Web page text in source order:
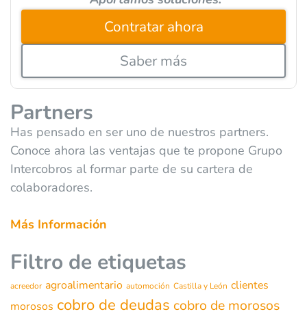
Contratar ahora
Saber más
Partners
Has pensado en ser uno de nuestros partners.
Conoce ahora las ventajas que te propone Grupo
Intercobros al formar parte de su cartera de
colaboradores.
Más Información
Filtro de etiquetas
acreedor agroalimentario automoción Castilla y León clientes
morosos cobro de deudas cobro de morosos